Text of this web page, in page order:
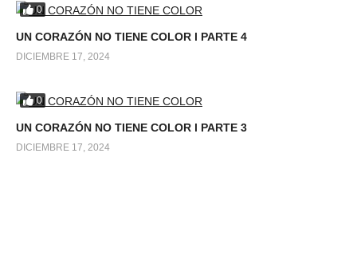
0
UN CORAZÓN NO TIENE COLOR l PARTE 4
DICIEMBRE 17, 2024
0
UN CORAZÓN NO TIENE COLOR l PARTE 3
DICIEMBRE 17, 2024